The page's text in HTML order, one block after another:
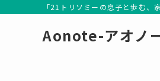
「21トリソミーの息子と歩む、
Aonote-アオノ